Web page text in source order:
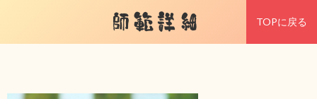
師範詳細 TOPに戻る